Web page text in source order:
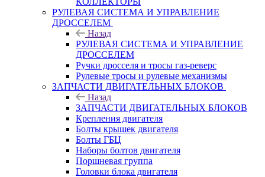
РУЛЕВАЯ СИСТЕМА И УПРАВЛЕНИЕ
ДРОССЕЛЕМ
Назад
РУЛЕВАЯ СИСТЕМА И УПРАВЛЕНИЕ
ДРОССЕЛЕМ
Ручки дросселя и тросы газ-реверс
Рулевые тросы и рулевые механизмы
ЗАПЧАСТИ ДВИГАТЕЛЬНЫХ БЛОКОВ
Назад
ЗАПЧАСТИ ДВИГАТЕЛЬНЫХ БЛОКОВ
Крепления двигателя
Болты крышек двигателя
Болты ГБЦ
Наборы болтов двигателя
Поршневая группа
Головки блока двигателя